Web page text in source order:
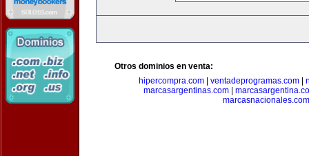
Otros dominios en venta:
hipercompra.com
ventadeprogramas.com
marcasargentinas.com
marcasnacionales.com